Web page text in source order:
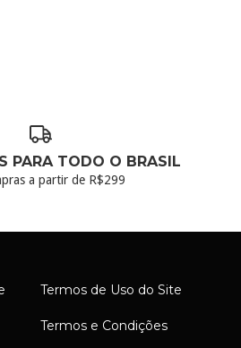
PARA TODO O BRASIL
a partir de R$299
Termos de Uso do Site
Termos e Condições